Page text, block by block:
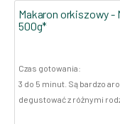
Makaron orkiszowy -
500g*
Czas gotowania:
3 do 5 minut. Są bardzo
degustować z różnymi